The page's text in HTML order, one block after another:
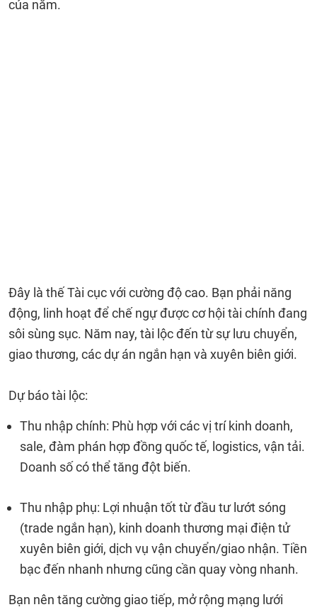
của năm.
Đây là thế Tài cục với cường độ cao. Bạn phải năng
động, linh hoạt để chế ngự được cơ hội tài chính đang
sôi sùng sục. Năm nay, tài lộc đến từ sự lưu chuyển,
giao thương, các dự án ngắn hạn và xuyên biên giới.
Dự báo tài lộc:
Thu nhập chính: Phù hợp với các vị trí kinh doanh,
sale, đàm phán hợp đồng quốc tế, logistics, vận tải.
Doanh số có thể tăng đột biến.
Thu nhập phụ: Lợi nhuận tốt từ đầu tư lướt sóng
(trade ngắn hạn), kinh doanh thương mại điện tử
xuyên biên giới, dịch vụ vận chuyển/giao nhận. Tiền
bạc đến nhanh nhưng cũng cần quay vòng nhanh.
Bạn nên tăng cường giao tiếp, mở rộng mạng lưới